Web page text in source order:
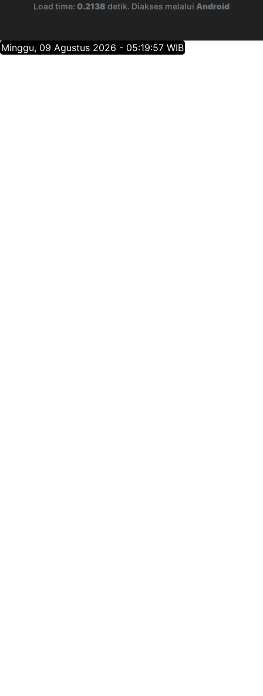
Load time: 0.2138 detik. Diakses melalui Android
Minggu, 09 Agustus 2026 - 05:19:58 WIB